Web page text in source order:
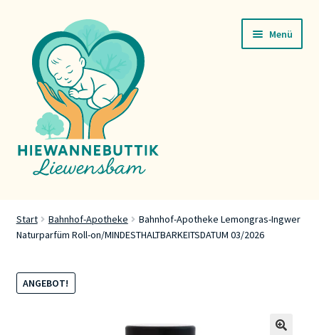
Navigation
springen
Inhalt
springen
Menü
Servicer
Buttik
Start Bahnhof-Apotheke
Bahnhof-Apotheke Lemongras-Ingwer
Naturparfüm Roll-on/MINDESTHALTBARKEITSDATUM 03/2026
ANGEBOT!